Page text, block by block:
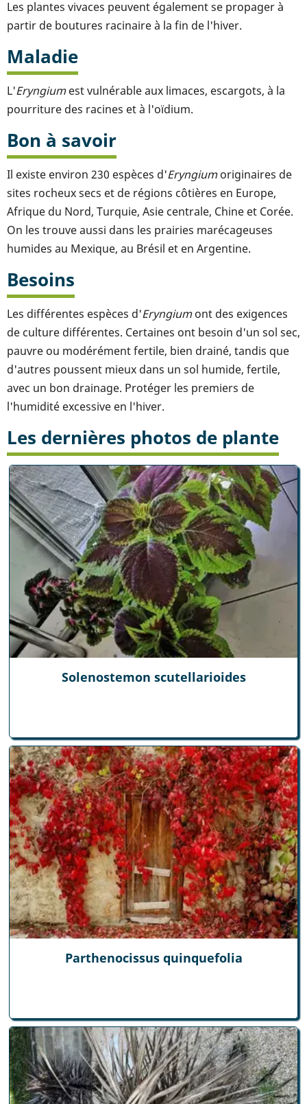
Les plantes vivaces peuvent également se propager à
partir de boutures racinaire à la fin de l'hiver.
Maladie
L'Eryngiumest vulnérable aux limaces, escargots, à la
pourriture des racines et à l'oïdium.
Bon à savoir
Il existe environ 230 espèces d'Eryngiumoriginaires de
sites rocheux secs et de régions côtières en Europe,
Afrique du Nord, Turquie, Asie centrale, Chine et Corée.
On les trouve aussi dans les prairies marécageuses
humides au Mexique, au Brésil et en Argentine.
Besoins
Les différentes espèces d'Eryngiumont des exigences
de culture différentes. Certaines ont besoin d'un sol sec,
pauvre ou modérément fertile, bien drainé, tandis que
d'autres poussent mieux dans un sol humide, fertile,
avec un bon drainage. Protéger les premiers de
l'humidité excessive en l'hiver.
Les dernières photos de plante
Solenostemon scutellarioides
Parthenocissus quinquefolia